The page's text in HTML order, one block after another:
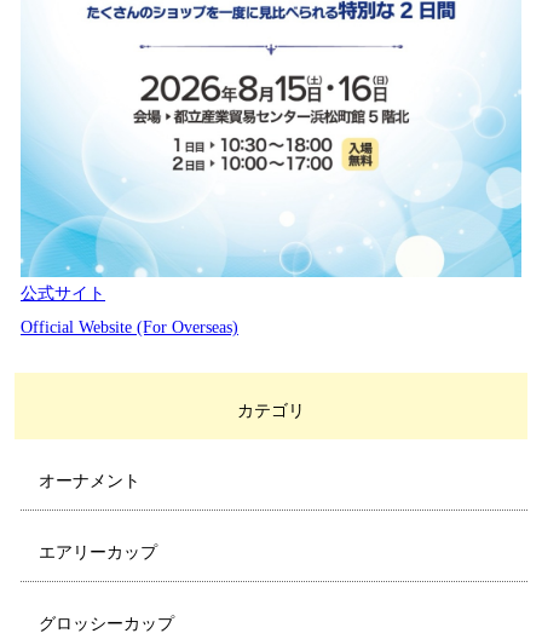
公式サイト
Official Website (For Overseas)
カテゴリ
オーナメント
エアリーカップ
グロッシーカップ